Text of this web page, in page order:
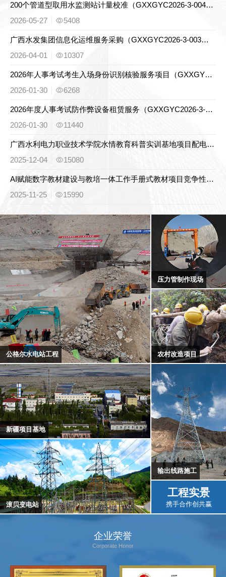
200个管道型取用水监测站计量校准（GXXGYC2026-3-004）竞争性磋商公告
2026-05-27
5408
广西水发集团信息化运维服务采购（GXXGYC2026-3-003）竞争性磋商公告
2026-04-01
10307
2026年人事考试考生入场身份识别核验服务项目（GXXGYC2026-3-001）竞争性磋商公告
2026-01-30
6268
2026年度人事考试防作弊设备租赁服务（GXXGYC2026-3-002）竞争性磋商公告
2026-01-30
11440
广西水利电力职业技术学院水情教育科普实训基地项目配电设备采购竞争性谈判公告
2025-12-04
15080
AI赋能数字教材建设与教培一体工作手册式教材项目竞争性磋商公告
2025-11-25
15990
公格尔水电站工程
压力管制作现场
农村改造项目
新疆项目基地
滚贝变电站
输出线路施工
工程实景
携手合作创共赢
企业荣誉
Corporate Honor